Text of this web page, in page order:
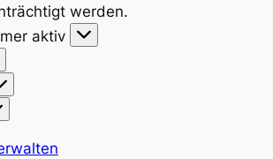
werden.
aktiv